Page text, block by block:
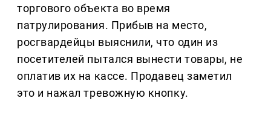
торгового объекта во время
патрулирования. Прибыв на место,
росгвардейцы выяснили, что один из
посетителей пытался вынести товары, не
оплатив их на кассе. Продавец заметил
это и нажал тревожную кнопку.